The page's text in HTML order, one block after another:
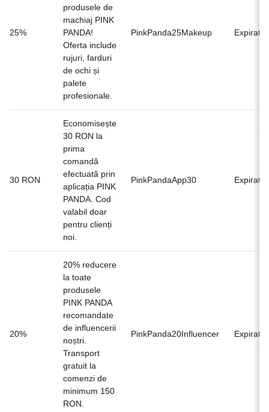
25%
produsele de
machiaj PINK
PANDA!
Oferta include
rujuri, farduri
de ochi și
palete
profesionale.
PinkPanda25Makeup Expirat
30 RON
Economisește
30 RON la
prima
comandă
efectuată prin
aplicația PINK
PANDA. Cod
valabil doar
pentru clienți
noi.
PinkPandaApp30 Expirat
20%
20% reducere
la toate
produsele
PINK PANDA
recomandate
de influencerii
noștri.
Transport
gratuit la
comenzi de
minimum 150
RON.
PinkPanda20Influencer Expirat